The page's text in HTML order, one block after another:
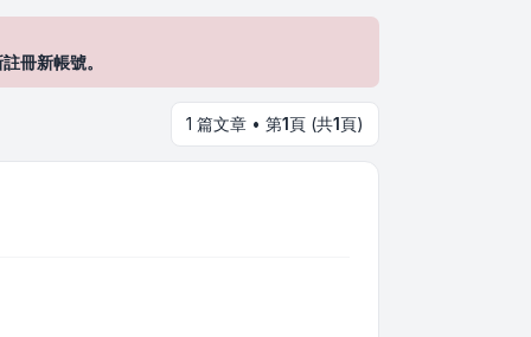
冊新帳號。
1 篇文章 • 第1頁 (共1頁)